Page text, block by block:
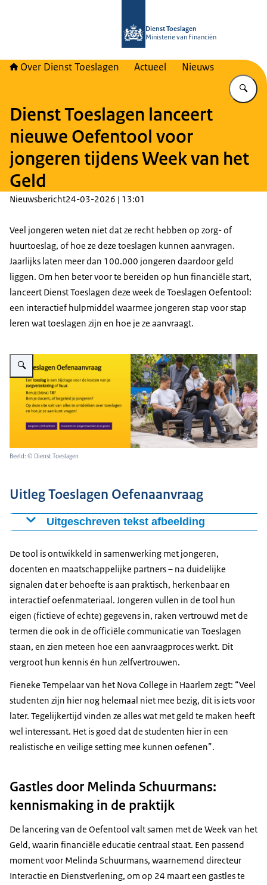
Dienst Toeslagen
Ministerie van Financiën
Over Dienst Toeslagen Actueel Nieuws
Dienst Toeslagen lanceert
nieuwe Oefentool voor
jongeren tijdens Week van het
Geld
Nieuwsbericht24-03-2026 | 13:01
Veel jongeren weten niet dat ze recht hebben op zorg- of
huurtoeslag, of hoe ze deze toeslagen kunnen aanvragen.
Jaarlijks laten meer dan 100.000 jongeren daardoor geld
liggen. Om hen beter voor te bereiden op hun financiële start,
lanceert Dienst Toeslagen deze week de Toeslagen Oefentool:
een interactief hulpmiddel waarmee jongeren stap voor stap
leren wat toeslagen zijn en hoe je ze aanvraagt.
Vergroot afbeelding Uitleg Toeslagen Oefenaanvraag
Beeld: © Dienst Toeslagen
Uitleg Toeslagen Oefenaanvraag
Uitgeschreven tekst afbeelding
zorgverzekering of huur.
Ben jij bijna 18?
Ben je docent, of begeleid je jongeren?
Op deze site valt van alles te ontdekken over toeslagen
en hoe je ze aan kunt vragen.
De tool is ontwikkeld in samenwerking met jongeren,
docenten en maatschappelijke partners – na duidelijke
signalen dat er behoefte is aan praktisch, herkenbaar en
interactief oefenmateriaal. Jongeren vullen in de tool hun
eigen (fictieve of echte) gegevens in, raken vertrouwd met de
termen die ook in de officiële communicatie van Toeslagen
staan, en zien meteen hoe een aanvraagproces werkt. Dit
vergroot hun kennis én hun zelfvertrouwen.
Fieneke Tempelaar van het Nova College in Haarlem zegt: “Veel
studenten zijn hier nog helemaal niet mee bezig, dit is iets voor
later. Tegelijkertijd vinden ze alles wat met geld te maken heeft
wel interessant. Het is goed dat de studenten hier in een
realistische en veilige setting mee kunnen oefenen”.
Gastles door Melinda Schuurmans:
kennismaking in de praktijk
De lancering van de Oefentool valt samen met de Week van het
Geld, waarin financiële educatie centraal staat. Een passend
moment voor Melinda Schuurmans, waarnemend directeur
Interactie en Dienstverlening, om op 24 maart een gastles te